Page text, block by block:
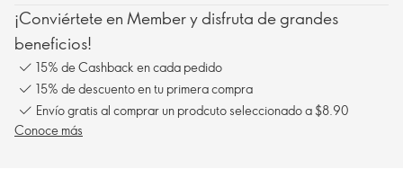
¡Conviértete en Member y disfruta de grandes
beneficios!
15% de Cashback en cada pedido
15% de descuento en tu primera compra
Envío gratis al comprar un prodcuto seleccionado a $8.90
Conoce más